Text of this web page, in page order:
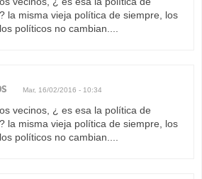
la misma vieja política de siempre, los
políticos no cambian....
Mar, 16/02/2016 - 10:34
vecinos, ¿ es esa la política de
la misma vieja política de siempre, los
políticos no cambian....